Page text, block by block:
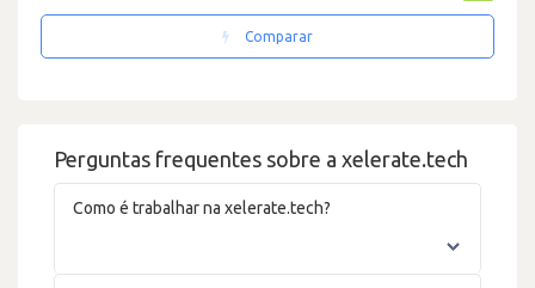
Perguntas frequentes sobre a xelerate.tech
Como é trabalhar na xelerate.tech?
Comparar